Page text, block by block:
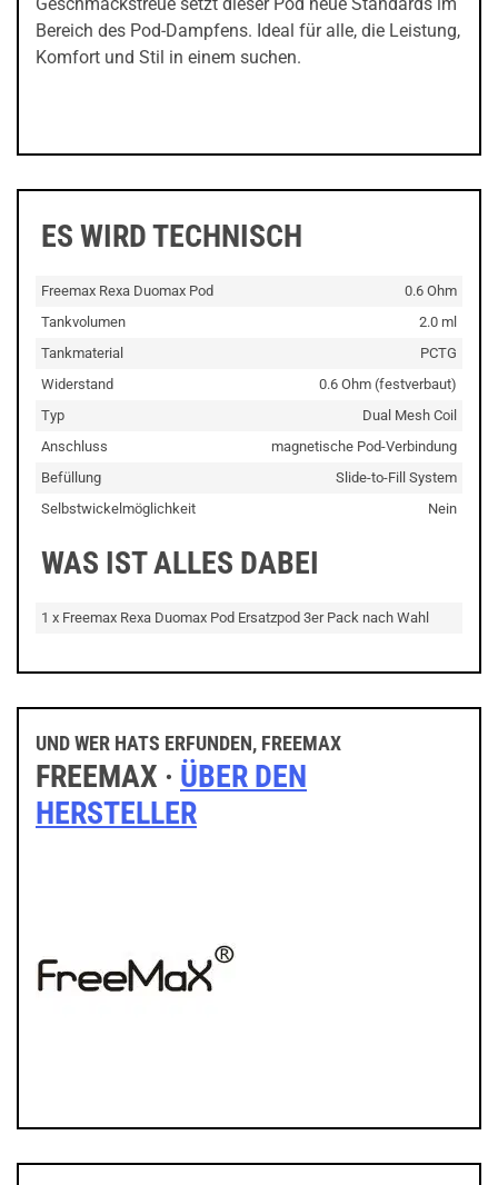
Bereich des Pod-Dampfens. Ideal für alle, die Leistung,
Komfort und Stil in einem suchen.
ES WIRD TECHNISCH
Freemax Rexa Duomax Pod
0.6 Ohm
Tankvolumen
2.0 ml
Tankmaterial
PCTG
Widerstand
0.6 Ohm (festverbaut)
Typ
Dual Mesh Coil
Anschluss
magnetische Pod-Verbindung
Befüllung
Slide-to-Fill System
Selbstwickelmöglichkeit
Nein
WAS IST ALLES DABEI
1 x Freemax Rexa Duomax Pod Ersatzpod 3er Pack nach Wahl
UND WER HATS ERFUNDEN, FREEMAX
FREEMAX · ÜBER DEN
HERSTELLER